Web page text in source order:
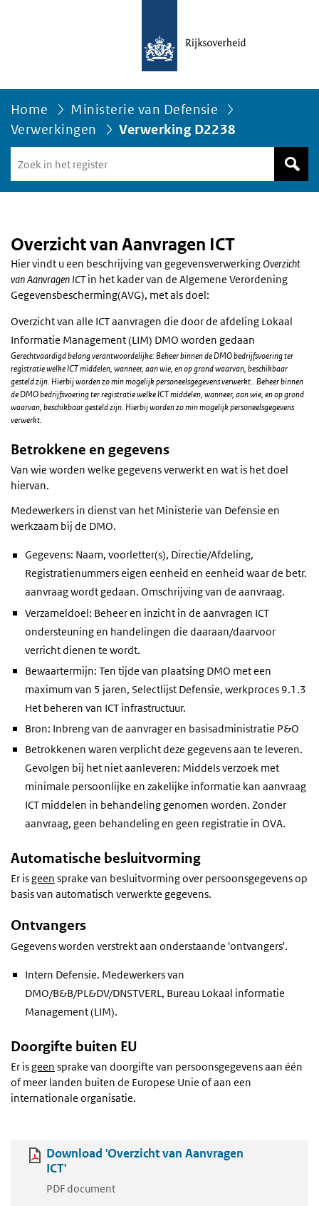
Home
Ministerie van Defensie
Verwerkingen
Verwerking D2238
in
het
Overzicht van Aanvragen ICT
Hier vindt u een beschrijving van gegevensverwerking Overzicht
van Aanvragen ICTin het kader van de Algemene Verordening
Gegevensbescherming(AVG), met als doel:
Overzicht van alle ICT aanvragen die door de afdeling Lokaal
Informatie Management (LIM) DMO worden gedaan
Gerechtvaardigd belang verantwoordelijke: Beheer binnen de DMO bedrijfsvoering ter
registratie welke ICT middelen, wanneer, aan wie, en op grond waarvan, beschikbaar
gesteld zijn. Hierbij worden zo min mogelijk personeelsgegevens verwerkt.. Beheer binnen
de DMO bedrijfsvoering ter registratie welke ICT middelen, wanneer, aan wie, en op grond
waarvan, beschikbaar gesteld zijn. Hierbij worden zo min mogelijk personeelsgegevens
verwerkt.
Betrokkene en gegevens
Van wie worden welke gegevens verwerkt en wat is het doel
hiervan.
Medewerkers in dienst van het Ministerie van Defensie en
werkzaam bij de DMO.
Gegevens: Naam, voorletter(s), Directie/Afdeling,
Registratienummers eigen eenheid en eenheid waar de betr.
aanvraag wordt gedaan. Omschrijving van de aanvraag.
Verzameldoel: Beheer en inzicht in de aanvragen ICT
ondersteuning en handelingen die daaraan/daarvoor
verricht dienen te wordt.
Bewaartermijn: Ten tijde van plaatsing DMO met een
maximum van 5 jaren, Selectlijst Defensie, werkproces 9.1.3
Het beheren van ICT infrastructuur.
Bron: Inbreng van de aanvrager en basisadministratie P&O
Betrokkenen waren verplicht deze gegevens aan te leveren.
Gevolgen bij het niet aanleveren: Middels verzoek met
minimale persoonlijke en zakelijke informatie kan aanvraag
ICT middelen in behandeling genomen worden. Zonder
aanvraag, geen behandeling en geen registratie in OVA.
Automatische besluitvorming
Er isgeen sprake van besluitvorming over persoonsgegevens op
basis van automatisch verwerkte gegevens.
Ontvangers
Gegevens worden verstrekt aan onderstaande 'ontvangers'.
Intern Defensie. Medewerkers van
DMO/B&B/PL&DV/DNSTVERL, Bureau Lokaal informatie
Management (LIM).
Doorgifte buiten EU
Er isgeen sprake van doorgifte van persoonsgegevens aan één
of meer landen buiten de Europese Unie of aan een
internationale organisatie.
Download 'Overzicht van Aanvragen
ICT'
PDF document